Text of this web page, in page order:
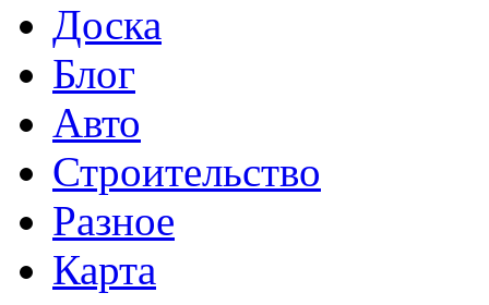
Доска
Блог
Авто
Строительство
Разное
Карта